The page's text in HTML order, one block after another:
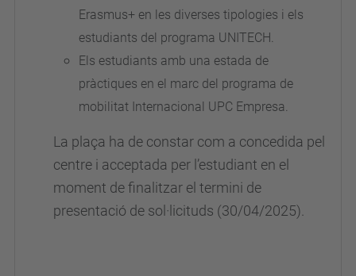
Erasmus+ en les diverses tipologies i els
estudiants del programa UNITECH.
Els estudiants amb una estada de
pràctiques en el marc del programa de
mobilitat Internacional UPC Empresa.
La plaça ha de constar com a concedida pel
centre i acceptada per l’estudiant en el
moment de finalitzar el termini de
presentació de sol·licituds (30/04/2025).